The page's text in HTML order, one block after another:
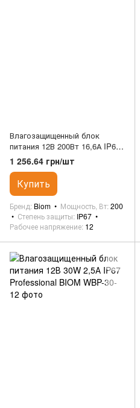
Влагозащищенный блок
питания 12В 200Вт 16,6А IP67
BIOM
1 256.64 грн/шт
Купить
Бренд Biom Мощность, Вт 200
Степень защиты IP67
Рабочее напряжение 12